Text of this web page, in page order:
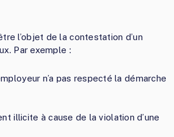
l’objet de la contestation d’un
Par exemple :
n’a pas respecté la démarche
illicite à cause de la violation d’une